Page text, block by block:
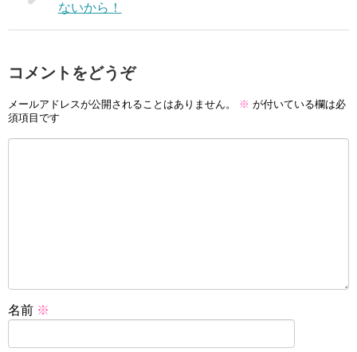
ないから！
コメントをどうぞ
メールアドレスが公開されることはありません。 ※ が付いている欄は必
須項目です
名前 ※